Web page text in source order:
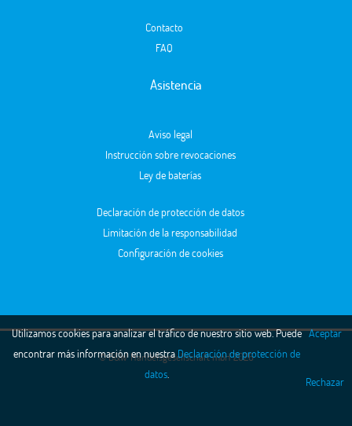
Contacto
FAQ
Asistencia
Aviso legal
Instrucción sobre revocaciones
Ley de baterías
Declaración de protección de datos
Limitación de la responsabilidad
Configuración de cookies
© B&W Handelsgesellschaft mbH 2026
Utilizamos cookies para analizar el tráfico de nuestro sitio web. Puede
encontrar más información en nuestraDeclaración de protección de
datos.
Aceptar
Rechazar